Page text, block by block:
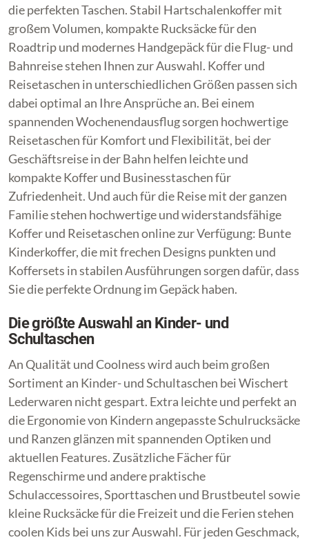
die perfekten Taschen. Stabil Hartschalenkoffer mit
großem Volumen, kompakte Rucksäcke für den
Roadtrip und modernes Handgepäck für die Flug- und
Bahnreise stehen Ihnen zur Auswahl. Koffer und
Reisetaschen in unterschiedlichen Größen passen sich
dabei optimal an Ihre Ansprüche an. Bei einem
spannenden Wochenendausflug sorgen hochwertige
Reisetaschen für Komfort und Flexibilität, bei der
Geschäftsreise in der Bahn helfen leichte und
kompakte Koffer und Businesstaschen für
Zufriedenheit. Und auch für die Reise mit der ganzen
Familie stehen hochwertige und widerstandsfähige
Koffer und Reisetaschen online zur Verfügung: Bunte
Kinderkoffer, die mit frechen Designs punkten und
Koffersets in stabilen Ausführungen sorgen dafür, dass
Sie die perfekte Ordnung im Gepäck haben.
Die größte Auswahl an Kinder- und
Schultaschen
An Qualität und Coolness wird auch beim großen
Sortiment an Kinder- und Schultaschen bei Wischert
Lederwaren nicht gespart. Extra leichte und perfekt an
die Ergonomie von Kindern angepasste Schulrucksäcke
und Ranzen glänzen mit spannenden Optiken und
aktuellen Features. Zusätzliche Fächer für
Regenschirme und andere praktische
Schulaccessoires, Sporttaschen und Brustbeutel sowie
kleine Rucksäcke für die Freizeit und die Ferien stehen
coolen Kids bei uns zur Auswahl. Für jeden Geschmack,